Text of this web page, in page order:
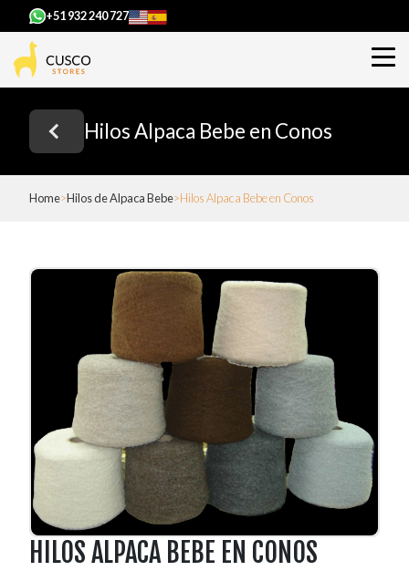
+51 932 240 727
Hilos Alpaca Bebe en Conos
Home Hilos de Alpaca Bebe Hilos Alpaca Bebe en Conos
HILOS ALPACA BEBE EN CONOS